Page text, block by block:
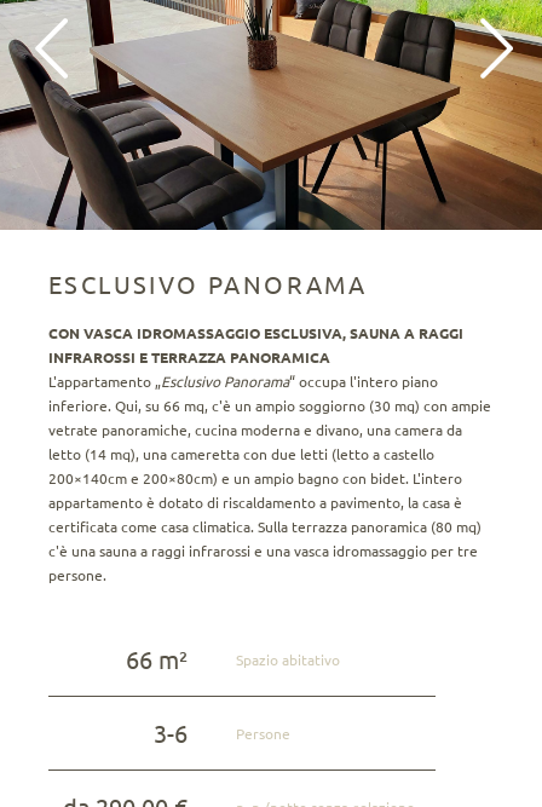
ESCLUSIVO PANORAMA
CON VASCA IDROMASSAGGIO ESCLUSIVA, SAUNA A RAGGI
INFRAROSSI E TERRAZZA PANORAMICA
L'appartamento „Esclusivo Panorama“ occupa l'intero piano
inferiore. Qui, su 66 mq, c'è un ampio soggiorno (30 mq) con ampie
vetrate panoramiche, cucina moderna e divano, una camera da
letto (14 mq), una cameretta con due letti (letto a castello
200×140cm e 200×80cm) e un ampio bagno con bidet. L'intero
appartamento è dotato di riscaldamento a pavimento, la casa è
certificata come casa climatica. Sulla terrazza panoramica (80 mq)
c'è una sauna a raggi infrarossi e una vasca idromassaggio per tre
persone.
66 m² Spazio abitativo
3-6 Persone